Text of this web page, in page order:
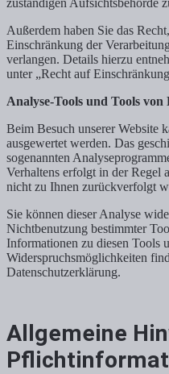
Außerdem haben Sie das
Einschränkung der
verlangen. Details hierzu
unter „Recht auf
Analyse-Tools und Tools
Beim Besuch unserer Website
ausgewertet werden. Das
sogenannten
Verhaltens erfolgt in der Regel
nicht zu Ihnen zurückverfolgt
Sie können dieser Analyse
Nichtbenutzung bestimmter
Informationen zu diesen Tools
Widerspruchsmöglichkeiten
Datenschutzerklärung.
Allgemeine